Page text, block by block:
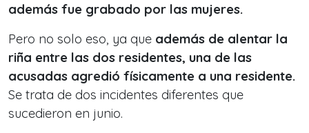
además fue grabado por las mujeres.
Pero no solo eso, ya que además de alentar la
riña entre las dos residentes, una de las
acusadas agredió físicamente a una residente.
Se trata de dos incidentes diferentes que
sucedieron en junio.